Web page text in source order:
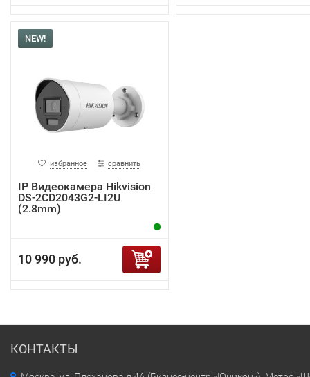
NEW!
избранное сравнить
IP Видеокамера Hikvision
DS-2CD2043G2-LI2U
(2.8mm)
10 990 руб.
КОНТАКТЫ